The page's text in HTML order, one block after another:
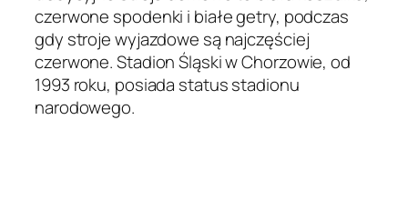
czerwone spodenki i białe getry, podczas
gdy stroje wyjazdowe są najczęściej
czerwone. Stadion Śląski w Chorzowie, od
1993 roku, posiada status stadionu
narodowego.